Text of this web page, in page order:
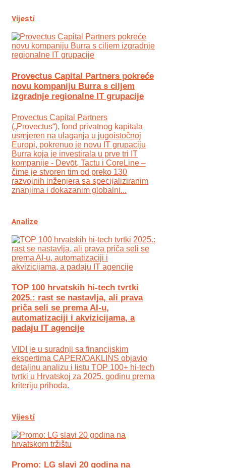
Vijesti
Provectus Capital Partners pokreće
novu kompaniju Burra s ciljem
izgradnje regionalne IT grupacije
Provectus Capital Partners
(„Provectus“), fond privatnog kapitala
usmjeren na ulaganja u jugoistočnoj
Europi, pokrenuo je novu IT grupaciju
Burra koja je investirala u prve tri IT
kompanije - Devōt, Tactu i CoreLine –
čime je stvoren tim od preko 130
razvojnih inženjera sa specijaliziranim
znanjima i dokazanim globalni...
Analize
TOP 100 hrvatskih hi-tech tvrtki
2025.: rast se nastavlja, ali prava
priča seli se prema AI-u,
automatizaciji i akvizicijama, a
padaju IT agencije
VIDI je u suradnji sa financijskim
ekspertima CAPER/OAKLINS objavio
detaljnu analizu i listu TOP 100+ hi-tech
tvrtki u Hrvatskoj za 2025. godinu prema
kriteriju prihoda.
Vijesti
Promo: LG slavi 20 godina na